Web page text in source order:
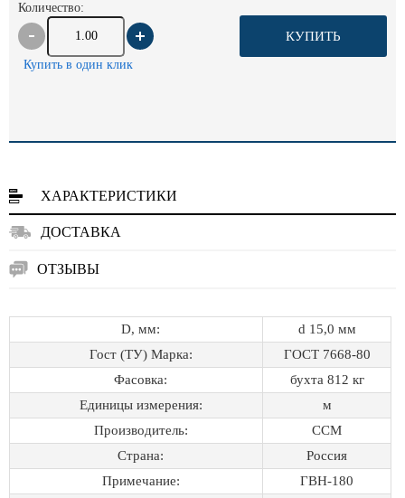
Количество:
КУПИТЬ
Купить в один клик
ХАРАКТЕРИСТИКИ
ДОСТАВКА
ОТЗЫВЫ
D, мм:
d 15,0 мм
Гост (ТУ) Марка:
ГОСТ 7668-80
Фасовка:
бухта 812 кг
Единицы измерения:
м
Производитель:
ССМ
Страна:
Россия
Примечание:
ГВН-180